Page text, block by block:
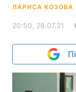
ЛАРИСА КОЗОВА
20:50, 28.07.21